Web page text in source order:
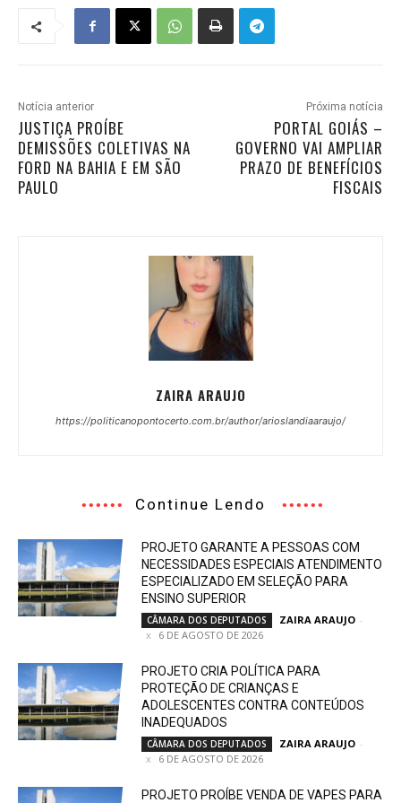
Notícia anterior
JUSTIÇA PROÍBE
DEMISSÕES COLETIVAS NA
FORD NA BAHIA E EM SÃO
PAULO
Próxima notícia
PORTAL GOIÁS –
GOVERNO VAI AMPLIAR
PRAZO DE BENEFÍCIOS
FISCAIS
ZAIRA ARAUJO
https://politicanopontocerto.com.br/author/arioslandiaaraujo/
Continue Lendo
PROJETO GARANTE A PESSOAS COM
NECESSIDADES ESPECIAIS ATENDIMENTO
ESPECIALIZADO EM SELEÇÃO PARA
ENSINO SUPERIOR
CÂMARA DOS DEPUTADOS ZAIRA ARAUJO -
6 DE AGOSTO DE 2026
PROJETO CRIA POLÍTICA PARA
PROTEÇÃO DE CRIANÇAS E
ADOLESCENTES CONTRA CONTEÚDOS
INADEQUADOS
CÂMARA DOS DEPUTADOS ZAIRA ARAUJO -
6 DE AGOSTO DE 2026
PROJETO PROÍBE VENDA DE VAPES PARA